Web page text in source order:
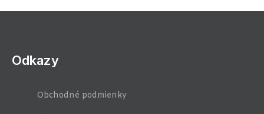
Odkazy
Obchodné podmienky